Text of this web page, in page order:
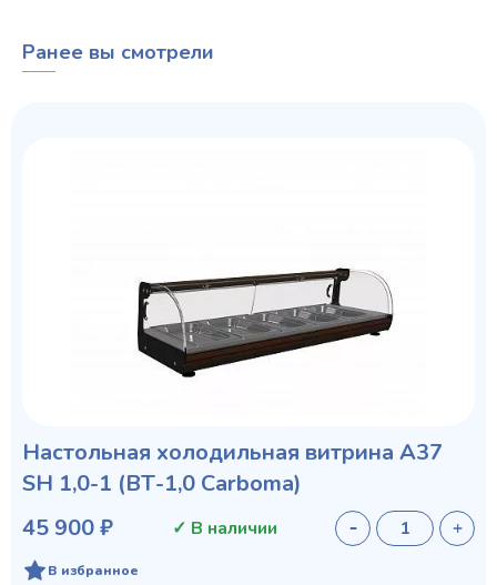
Ранее вы смотрели
Настольная холодильная витрина A37
SH 1,0-1 (ВТ-1,0 Сarboma)
45 900 ₽
✓ В наличии
В избранное